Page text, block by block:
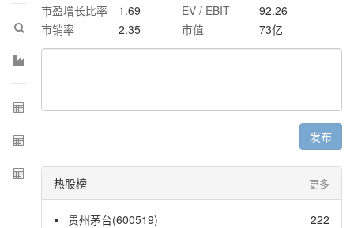
市盈增长比率
1.69 EV / EBIT
92.26
市销率
2.35 市值 73亿
发布
热股榜 更多
贵州茅台(600519)
222